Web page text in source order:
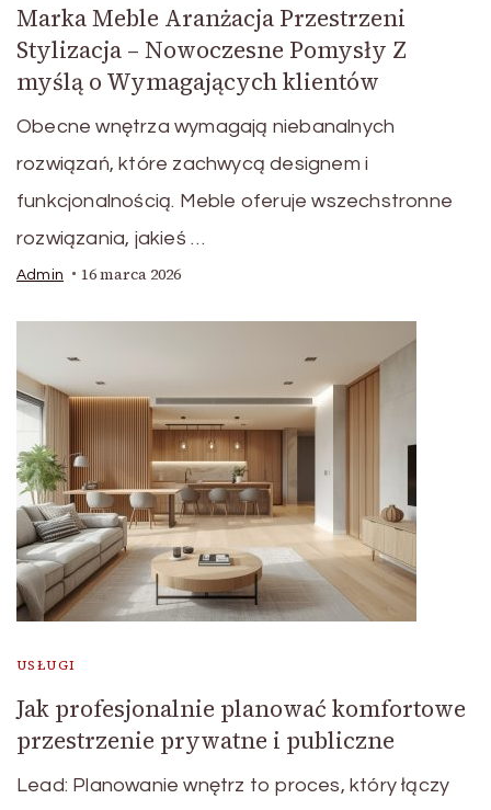
Marka Meble Aranżacja Przestrzeni
Stylizacja – Nowoczesne Pomysły Z
myślą o Wymagających klientów
Obecne wnętrza wymagają niebanalnych
rozwiązań, które zachwycą designem i
funkcjonalnością. Meble oferuje wszechstronne
rozwiązania, jakieś …
Admin 16 marca 2026
USŁUGI
Jak profesjonalnie planować komfortowe
przestrzenie prywatne i publiczne
Lead: Planowanie wnętrz to proces, który łączy